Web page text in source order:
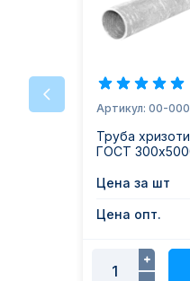
Артикул: 00-
Труба
ГОСТ
Цена за шт
Цена опт.